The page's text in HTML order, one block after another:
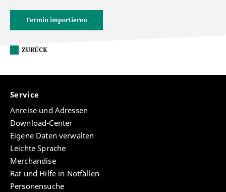
Termin importieren
ZURÜCK
Service
Anreise und Adressen
Download-Center
Eigene Daten verwalten
Leichte Sprache
Merchandise
Rat und Hilfe in Notfällen
Personensuche